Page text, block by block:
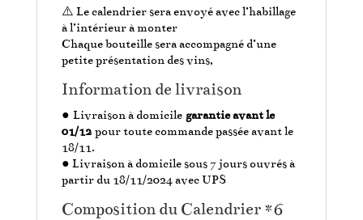
⚠️ Le calendrier sera envoyé avec l’habillage
à l’intérieur à monter
Chaque bouteille sera accompagné d’une
petite présentation des vins,
Information de livraison
● Livraison à domicile garantie avant le
01/12pour toute commande passée avant le
18/11.
● Livraison à domicile sous 7 jours ouvrés à
partir du 18/11/2024 avec UPS
Composition du Calendrier *6